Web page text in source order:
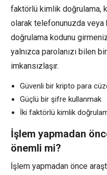
faktörlü kimlik doğrulama,
olarak telefonunuzda
doğrulama kodunu
yalnızca parolanızı bilen
imkansızlaşır.
Güvenli bir kripto para
Güçlü bir şifre kullanmak
İki faktörlü kimlik
İşlem yapmadan
önemli mi?
İşlem yapmadan önce